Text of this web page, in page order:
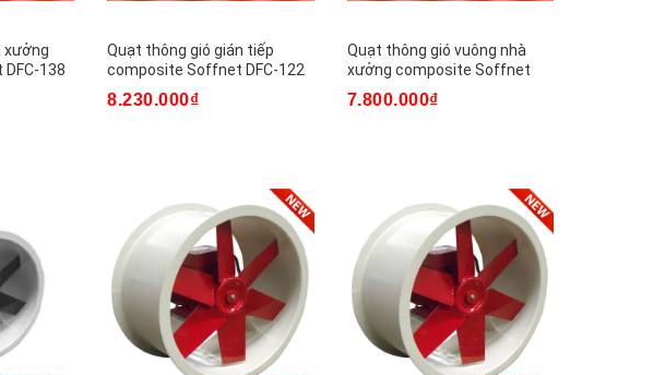
xưởng
138
Quạt thông gió gián tiếp
composite Soffnet DFC-122
8.230.000₫
Quạt thông gió vuông nhà
xưởng composite Soffnet
DFC-106
7.800.000₫